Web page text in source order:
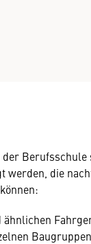
die